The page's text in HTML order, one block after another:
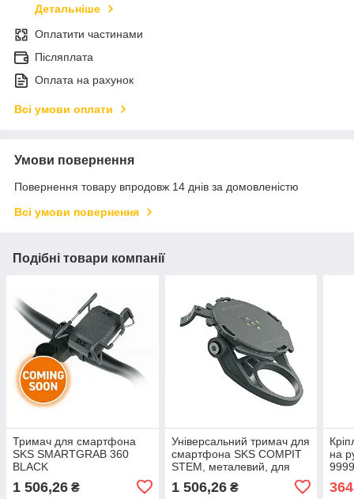
Детальніше
Оплатити частинами
Післяплата
Оплата на рахунок
Всі умови оплати
Умови повернення
Повернення товару впродовж 14 днів за домовленістю
Всі умови повернення
Подібні товари компанії
Тримач для смартфона
SKS SMARTGRAB 360
BLACK
1 506,26 ₴
Універсальний тримач для
смартфона SKS COMPIT
STEM, металевий, для
1 506,26₴
на
364